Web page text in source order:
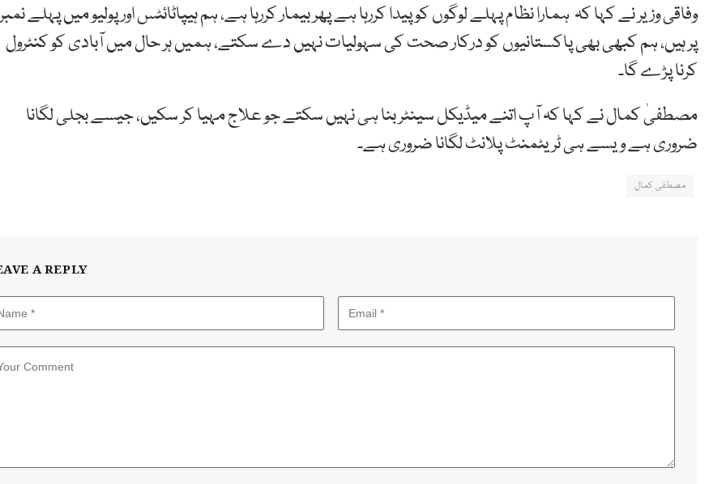
وفاقی وزیر نے کہا کہ ہمارا نظام پہلے لوگوں کو پیدا کررہا ہے پھر بیمار کررہا ہے، ہم ہیپاٹائٹس اور پولیو میں پہلے نمبر
پر ہیں، ہم کبھی بھی پاکستانیوں کو درکار صحت کی سہولیات نہیں دے سکتے، ہمیں ہر حال میں آبادی کو کنٹرول
کرنا پڑے گا۔
مصطفیٰ کمال نے کہا کہ آپ اتنے میڈیکل سینٹر بنا ہی نہیں سکتے جو علاج مہیا کر سکیں، جیسے بجلی لگانا
ضروری ہے ویسے ہی ٹریٹمنٹ پلانٹ لگانا ضروری ہے۔
مصطفی کمال
A REPLY